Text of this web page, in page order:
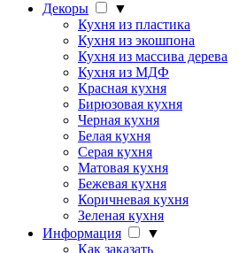
Декоры
▼
Кухня из пластика
Кухня из экошпона
Кухня из массива дерева
Кухня из МДФ
Красная кухня
Бирюзовая кухня
Черная кухня
Белая кухня
Серая кухня
Матовая кухня
Бежевая кухня
Коричневая кухня
Зеленая кухня
Информация
▼
Как заказать